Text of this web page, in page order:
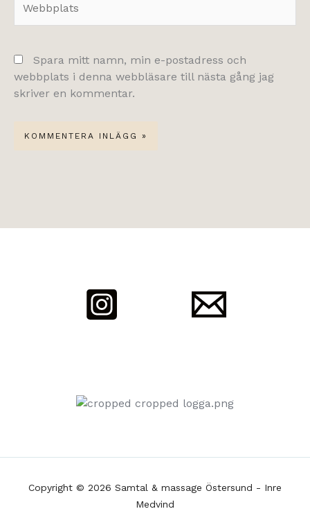
Spara mitt namn, min e-postadress och
webbplats i denna webbläsare till nästa gång jag
skriver en kommentar.
Copyright © 2026 Samtal & massage Östersund - Inre
Medvind